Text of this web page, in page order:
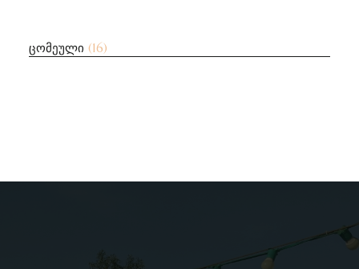
ცომეული (16)